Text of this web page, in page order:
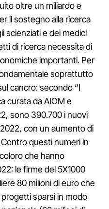
oltre un miliardo e
il sostegno alla ricerca
scienziati e dei medici
di ricerca necessita di
importanti. Per
soprattutto
cancro: secondo “I
curata da AIOM e
sono 390.700 i nuovi
con un aumento di
questi numeri in
che hanno
le firme del 5X1000
80 milioni di euro che
sparsi in modo